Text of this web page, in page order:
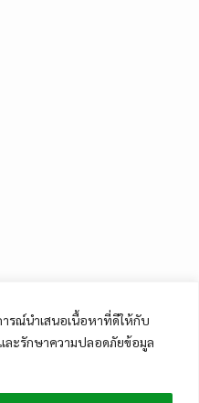
รณ์นำเสนอเนื้อหาที่ดีให้กับ
ละรักษาความปลอดภัยข้อมูล